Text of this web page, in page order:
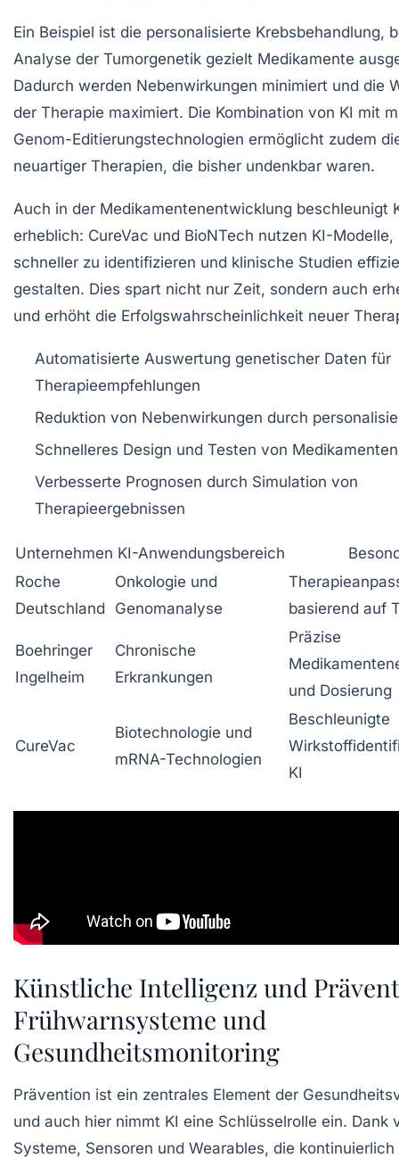
Ein Beispiel ist die personalisierte Krebsbehandlung,
Analyse der Tumorgenetik gezielt Medikamente
Dadurch werden Nebenwirkungen minimiert und die
der Therapie maximiert. Die Kombination von KI mit
Genom-Editierungstechnologien ermöglicht zudem
neuartiger Therapien, die bisher undenkbar waren.
Auch in der Medikamentenentwicklung beschleunigt
erheblich: CureVac und BioNTech nutzen KI-
schneller zu identifizieren und klinische Studien
gestalten. Dies spart nicht nur Zeit, sondern auch
und erhöht die Erfolgswahrscheinlichkeit neuer
Automatisierte Auswertung genetischer Daten für
Therapieempfehlungen
Reduktion von Nebenwirkungen durch
Schnelleres Design und Testen von Medikamenten
Verbesserte Prognosen durch Simulation von
Therapieergebnissen
Unternehmen KI-Anwendungsbereich
Roche
Deutschland
Onkologie und
Genomanalyse
basierend auf
Boehringer
Ingelheim
Chronische
Erkrankungen
Präzise
und Dosierung
CureVac
Biotechnologie und
mRNA-Technologien
Beschleunigte
KI
Künstliche Intelligenz und
Frühwarnsysteme und
Gesundheitsmonitoring
Prävention ist ein zentrales Element der
und auch hier nimmt KI eine Schlüsselrolle ein. Dank
Systeme, Sensoren und Wearables, die kontinuierlich